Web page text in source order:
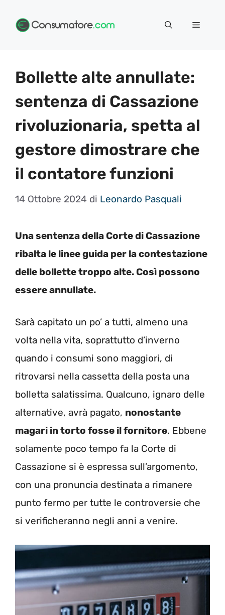
Menu
Bollette alte annullate:
sentenza di Cassazione
rivoluzionaria, spetta al
gestore dimostrare che
il contatore funzioni
14 Ottobre 2024 di Leonardo Pasquali
Una sentenza della Corte di Cassazione
ribalta le linee guida per la contestazione
delle bollette troppo alte. Così possono
essere annullate.
Sarà capitato un po’ a tutti, almeno una
volta nella vita, soprattutto d’inverno
quando i consumi sono maggiori, di
ritrovarsi nella cassetta della posta una
bolletta salatissima. Qualcuno, ignaro delle
alternative, avrà pagato, nonostante
magari in torto fosse il fornitore. Ebbene
solamente poco tempo fa la Corte di
Cassazione si è espressa sull’argomento,
con una pronuncia destinata a rimanere
punto fermo per tutte le controversie che
si verificheranno negli anni a venire.